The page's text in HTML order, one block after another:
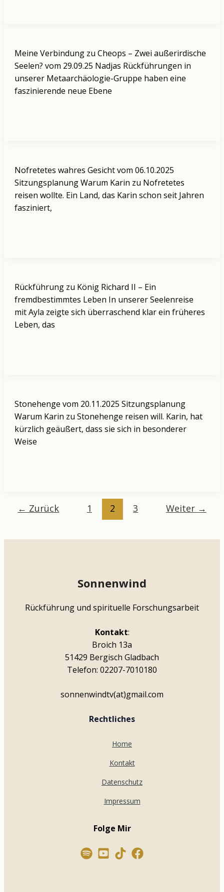
Meine Verbindung zu Cheops – Zwei außerirdische
Seelen? vom 29.09.25 Nadjas Rückführungen in
unserer Metaarchäologie-Gruppe haben eine
faszinierende neue Ebene
Nofretetes wahres Gesicht vom 06.10.2025
Sitzungsplanung Warum Karin zu Nofretetes
reisen wollte. Ein Land, das Karin schon seit Jahren
fasziniert,
Rückführung zu König Richard II – Ein
fremdbestimmtes Leben In unserer Seelenreise
mit Ayla zeigte sich überraschend klar ein früheres
Leben, das
Stonehenge vom 20.11.2025 Sitzungsplanung
Warum Karin zu Stonehenge reisen will. Karin, hat
kürzlich geäußert, dass sie sich in besonderer
Weise
← Zurück 1 2 3 Weiter →
Sonnenwind
Rückführung und spirituelle Forschungsarbeit
Kontakt:
Broich 13a
51429 Bergisch Gladbach
Telefon: 02207-7010180
sonnenwindtv(at)gmail.com
Rechtliches
Home
Kontakt
Datenschutz
Impressum
Folge Mir